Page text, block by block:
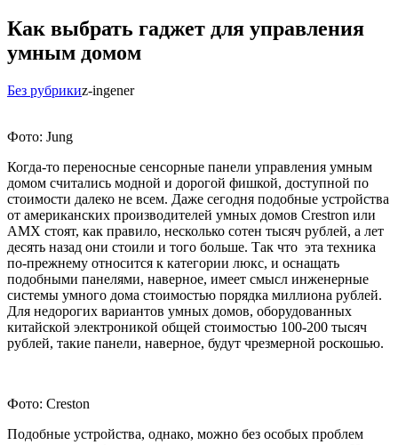
Как выбрать гаджет для управления
умным домом
Без рубрикиz-ingener
Фото: Jung
Когда-то переносные сенсорные панели управления умным
домом считались модной и дорогой фишкой, доступной по
стоимости далеко не всем. Даже сегодня подобные устройства
от американских производителей умных домов Crestron или
AMX стоят, как правило, несколько сотен тысяч рублей, а лет
десять назад они стоили и того больше. Так что эта техника
по-прежнему относится к категории люкс, и оснащать
подобными панелями, наверное, имеет смысл инженерные
системы умного дома стоимостью порядка миллиона рублей.
Для недорогих вариантов умных домов, оборудованных
китайской электроникой общей стоимостью 100-200 тысяч
рублей, такие панели, наверное, будут чрезмерной роскошью.
Фото: Creston
Подобные устройства, однако, можно без особых проблем